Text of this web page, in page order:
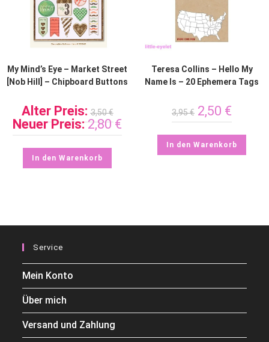
My Mind’s Eye – Market Street
[Nob Hill] – Chipboard Buttons
Alter Preis: 3,50€
Neuer Preis: 2,80 €
In den Warenkorb
Teresa Collins – Hello My
Name Is – 20 Ephemera Tags
3,95€ 2,50 €
In den Warenkorb
Service
Mein Konto
Über mich
Versand und Zahlung